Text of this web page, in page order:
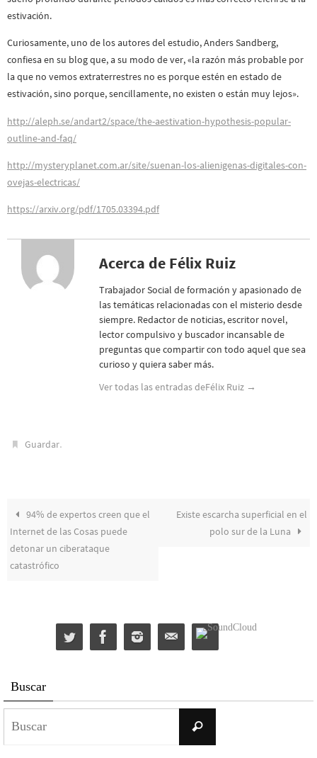
estivación.
Curiosamente, uno de los autores del estudio, Anders Sandberg,
confiesa en su blog que, a su modo de ver, «la razón más probable por
la que no vemos extraterrestres no es porque estén en estado de
estivación, sino porque, sencillamente, no existen o están muy lejos».
http://aleph.se/andart2/space/the-aestivation-hypothesis-popular-
outline-and-faq/
http://mysteryplanet.com.ar/site/suenan-los-alienigenas-digitales-con-
ovejas-electricas/
https://arxiv.org/pdf/1705.03394.pdf
Acerca de Félix Ruiz
Trabajador Social de formación y apasionado de
las temáticas relacionadas con el misterio desde
siempre. Redactor de noticias, escritor novel,
lector compulsivo y buscador incansable de
preguntas que compartir con todo aquel que sea
curioso y quiera saber más.
Ver todas las entradas deFélix Ruiz →
Guardar.
94% de expertos creen que el
Internet de las Cosas puede
detonar un ciberataque
catastrófico
Existe escarcha superficial en el
polo sur de la Luna
Buscar
Buscar